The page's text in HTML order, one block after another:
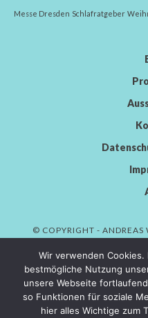
Messe Dresden Schlafratgeber
© COPYRIGHT - ANDREAS
Wir verwenden
bestmögliche Nutzung
unsere Webseite
so Funktionen für soziale
hier alles Wichtige zum